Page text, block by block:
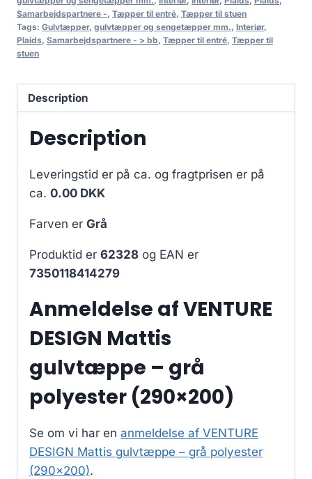
Samarbejdspartnere -, Tæpper til entré, Tæpper til stuen
Tags: Gulvtæpper, gulvtæpper og sengetæpper mm., Interiør,
Plaids, Samarbejdspartnere - > bb, Tæpper til entré, Tæpper til
stuen
Description
Description
Leveringstid er på ca. og fragtprisen er på
ca. 0.00 DKK
Farven er Grå
Produktid er 62328 og EAN er
7350118414279
Anmeldelse af VENTURE
DESIGN Mattis
gulvtæppe – grå
polyester (290×200)
Se om vi har en anmeldelse af VENTURE
DESIGN Mattis gulvtæppe – grå polyester
(290×200).